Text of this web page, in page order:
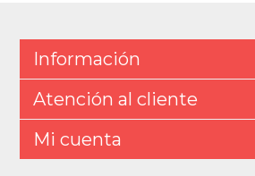
Información
Atención al cliente
Mi cuenta